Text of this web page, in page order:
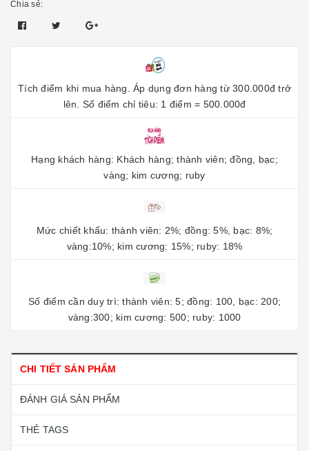
Chia sẻ:
Tích điểm khi mua hàng. Áp dụng đơn hàng từ 300.000đ trở
lên. Số điểm chỉ tiêu: 1 điểm = 500.000đ
Hạng khách hàng: Khách hàng; thành viên; đồng, bạc;
vàng; kim cương; ruby
Mức chiết khấu: thành viên: 2%; đồng: 5%, bạc: 8%;
vàng:10%; kim cương: 15%; ruby: 18%
Số điểm cần duy trì: thành viên: 5; đồng: 100, bạc: 200;
vàng:300; kim cương: 500; ruby: 1000
CHI TIẾT SẢN PHẨM
ĐÁNH GIÁ SẢN PHẨM
THẺ TAGS